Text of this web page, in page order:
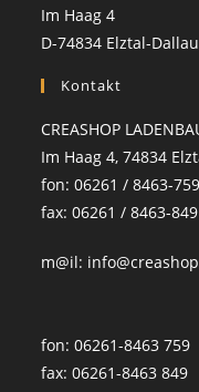
Im Haag 4
D-74834 Elztal-Dallau
Kontakt
CREASHOP
Im Haag 4, 74834
fon: 06261 / 8463-759
fax: 06261 / 8463-849
m@il:
fon: 06261-8463 759
fax: 06261-8463 849